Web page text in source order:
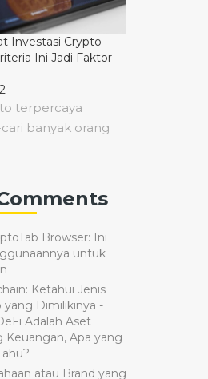
Investasi Crypto
Ini Jadi Faktor
terpercaya
banyak orang
Browser: Ini
untuk
Ketahui Jenis
yang Dimilikinya -
Adalah Aset
Keuangan, Apa yang
atau Brand yang